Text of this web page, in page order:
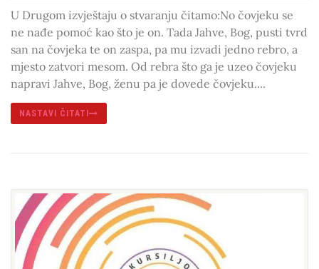
U Drugom izvještaju o stvaranju čitamo:No čovjeku se
ne nađe pomoć kao što je on. Tada Jahve, Bog, pusti tvrd
san na čovjeka te on zaspa, pa mu izvadi jedno rebro, a
mjesto zatvori mesom. Od rebra što ga je uzeo čovjeku
napravi Jahve, Bog, ženu pa je dovede čovjeku....
NASTAVI ČITATI